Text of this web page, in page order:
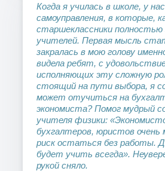
Когда я училась в школе, у
самоуправления, в которые,
старшеклассники
учителей. Первая мысль
закралась в мою голову
видела ребят, с
исполняющих эту сложную
стоящий на пути выбора, я
может отучиться на
экономиста? Помог мудрый
учителя физики:
бухгалтеров, юристов очень
риск остаться без работы.
будет учить всегда».
рукой сняло.